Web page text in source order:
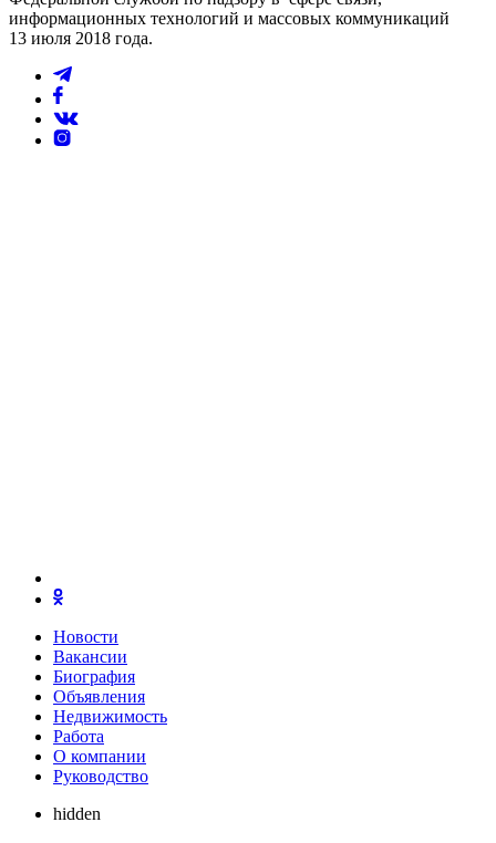
информационных технологий и массовых коммуникаций
13 июля 2018 года.
Новости
Вакансии
Биография
Объявления
Недвижимость
Работа
О компании
Руководство
hidden